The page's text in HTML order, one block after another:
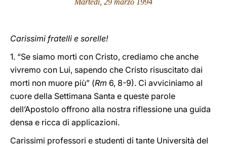
Martedì, 29 marzo 1994
Carissimi fratelli e sorelle!
1. “Se siamo morti con Cristo, crediamo che anche
vivremo con Lui, sapendo che Cristo risuscitato dai
morti non muore più” (Rm 6, 8-9). Ci avviciniamo al
cuore della Settimana Santa e queste parole
dell’Apostolo offrono alla nostra riflessione una guida
densa e ricca di applicazioni.
Carissimi professori e studenti di tante Università del